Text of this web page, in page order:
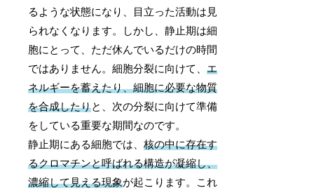
るような状態になり、目立った活動は見
られなくなります。しかし、静止期は細
胞にとって、ただ休んでいるだけの時間
ではありません。細胞分裂に向けて、エ
ネルギーを蓄えたり、細胞に必要な物質
を合成したりと、次の分裂に向けて準備
をしている重要な期間なのです。
静止期にある細胞では、核の中に存在す
るクロマチンと呼ばれる構造が凝縮し、
濃縮して見える現象が起こります。これ